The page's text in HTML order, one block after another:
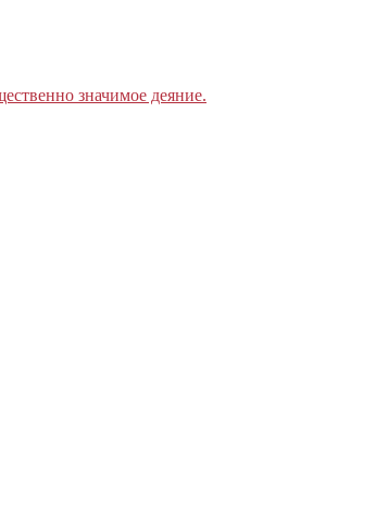
значимое деяние.